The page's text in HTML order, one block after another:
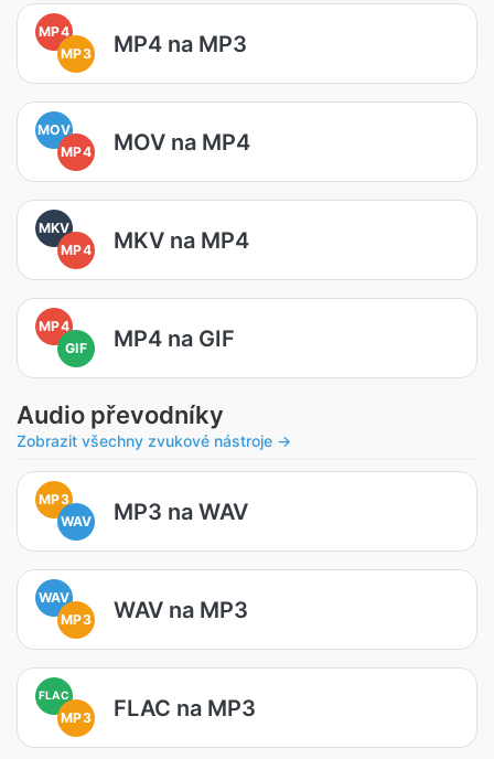
MP4
MP3
MP4 na MP3
MOV
MP4
MOV na MP4
MKV
MP4
MKV na MP4
MP4
GIF
MP4 na GIF
Audio převodníky
Zobrazit všechny zvukové nástroje →
MP3
WAV
MP3 na WAV
WAV
MP3
WAV na MP3
FLAC
MP3 FLAC na MP3